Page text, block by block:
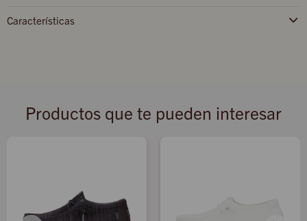
Características
Productos que te pueden interesar